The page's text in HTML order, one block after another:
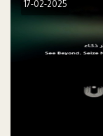
17-02-2025